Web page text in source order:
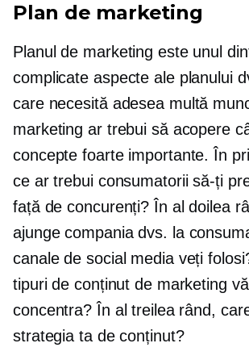
Plan de marketing
Planul de marketing este unul
complicate aspecte ale planului
care necesită adesea multă
marketing ar trebui să acopere
concepte foarte importante. În
ce ar trebui consumatorii să-ți
față de concurenți? În al doilea
ajunge compania dvs. la
canale de social media veți
tipuri de conținut de marketing
concentra? În al treilea rând,
strategia ta de conținut?